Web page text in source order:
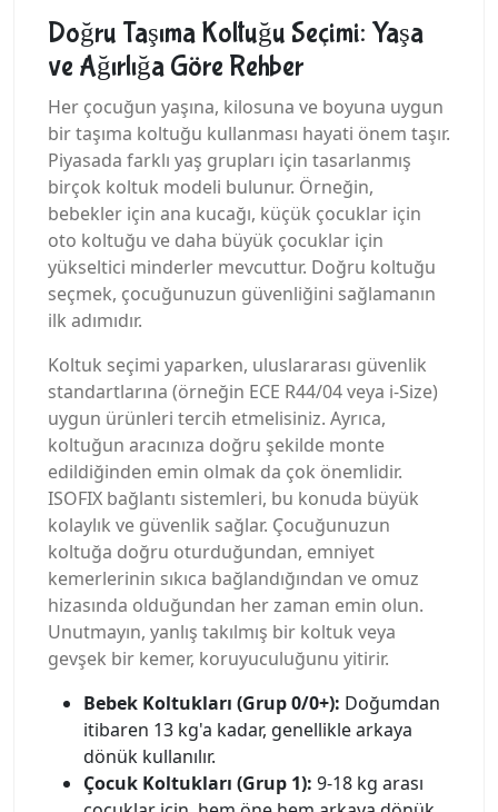
Doğru Taşıma Koltuğu Seçimi: Yaşa
ve Ağırlığa Göre Rehber
Her çocuğun yaşına, kilosuna ve boyuna uygun
bir taşıma koltuğu kullanması hayati önem taşır.
Piyasada farklı yaş grupları için tasarlanmış
birçok koltuk modeli bulunur. Örneğin,
bebekler için ana kucağı, küçük çocuklar için
oto koltuğu ve daha büyük çocuklar için
yükseltici minderler mevcuttur. Doğru koltuğu
seçmek, çocuğunuzun güvenliğini sağlamanın
ilk adımıdır.
Koltuk seçimi yaparken, uluslararası güvenlik
standartlarına (örneğin ECE R44/04 veya i-Size)
uygun ürünleri tercih etmelisiniz. Ayrıca,
koltuğun aracınıza doğru şekilde monte
edildiğinden emin olmak da çok önemlidir.
ISOFIX bağlantı sistemleri, bu konuda büyük
kolaylık ve güvenlik sağlar. Çocuğunuzun
koltuğa doğru oturduğundan, emniyet
kemerlerinin sıkıca bağlandığından ve omuz
hizasında olduğundan her zaman emin olun.
Unutmayın, yanlış takılmış bir koltuk veya
gevşek bir kemer, koruyuculuğunu yitirir.
Bebek Koltukları (Grup 0/0+): Doğumdan
itibaren 13 kg'a kadar, genellikle arkaya
dönük kullanılır.
Çocuk Koltukları (Grup 1): 9-18 kg arası